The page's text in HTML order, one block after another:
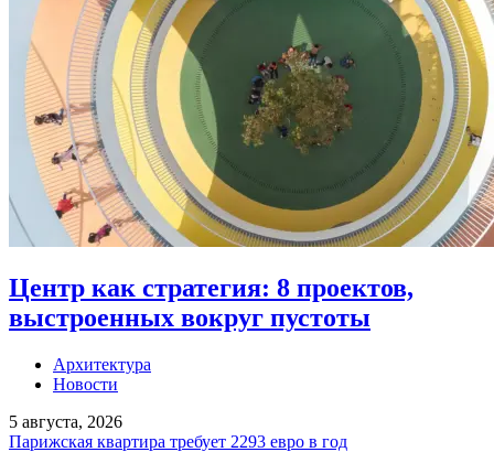
Центр как стратегия: 8 проектов,
выстроенных вокруг пустоты
Архитектура
Новости
5 августа, 2026
Парижская квартира требует 2293 евро в год